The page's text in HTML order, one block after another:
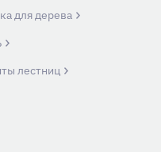
для дерева
лестниц